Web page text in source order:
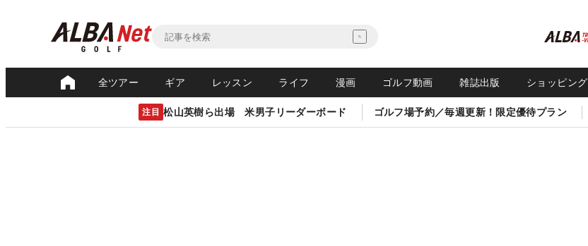
全ツアー ギア レッスン ライフ 漫画 ゴルフ動画 雑誌出版 ショッピング
注目 松山英樹ら出場 米男子リーダーボード ゴルフ場予約／毎週更新！限定優待プラン